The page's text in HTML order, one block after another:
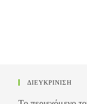
ΔΙΕΥΚΡΙΝΙΣΗ